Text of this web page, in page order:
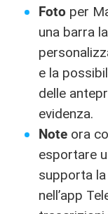
Foto per
una barra
e la
delle
evidenza.
Noteora
esportare
supporta
nell’app